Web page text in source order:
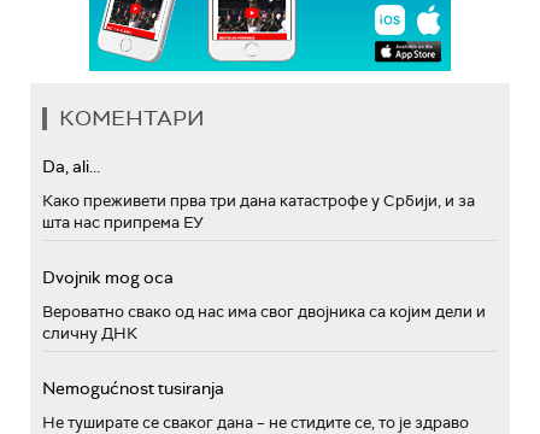
КОМЕНТАРИ
Da, ali...
Како преживети прва три дана катастрофе у Србији, и за
шта нас припрема ЕУ
Dvojnik mog oca
Вероватно свако од нас има свог двојника са којим дели и
сличну ДНК
Nemogućnost tusiranja
Не туширате се сваког дана – не стидите се, то је здраво